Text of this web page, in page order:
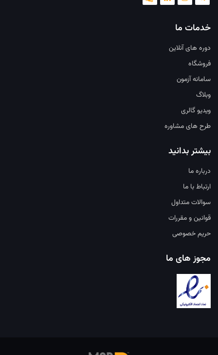
خدمات ما
دوره های آنلاین
فروشگاه
سامانه آزمون
وبلاگ
ویدیو گالری
طرح های مشاوره
بیشتر بدانید
درباره ما
ارتباط با ما
سوالات متداول
قوانین و مقررات
حریم خصوصی
مجوز های ما